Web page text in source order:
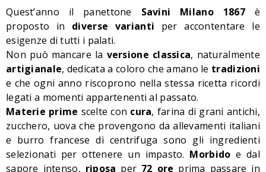
Quest’anno il panettone Savini Milano 1867è
proposto in diverse varianti per accontentare le
esigenze di tutti i palati.
Non può mancare la versione classica, naturalmente
artigianale, dedicata a coloro che amano le tradizioni
e che ogni anno riscoprono nella stessa ricetta ricordi
legati a momenti appartenenti al passato.
Materie prime scelte con cura, farina di grani antichi,
zucchero, uova che provengono da allevamenti italiani
e burro francese di centrifuga sono gli ingredienti
selezionati per ottenere un impasto. Morbido e dal
sapore intenso, riposa per 72 ore prima passare in